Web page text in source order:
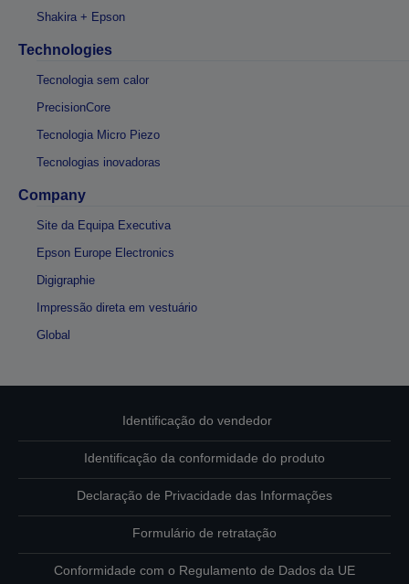
Shakira + Epson
Technologies
Tecnologia sem calor
PrecisionCore
Tecnologia Micro Piezo
Tecnologias inovadoras
Company
Site da Equipa Executiva
Epson Europe Electronics
Digigraphie
Impressão direta em vestuário
Global
Identificação do vendedor
Identificação da conformidade do produto
Declaração de Privacidade das Informações
Formulário de retratação
Conformidade com o Regulamento de Dados da UE